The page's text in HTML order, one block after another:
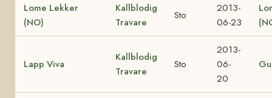
Lome Lekker
(NO)
Kallblodig
Travare
Sto
2013-
06-23
Lapp Viva
Kallblodig
Travare
Sto
2013-
06-
20